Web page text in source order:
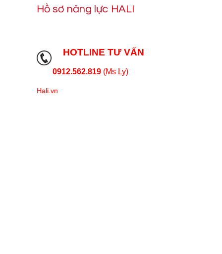
Hồ sơ năng lực HALI
HOTLINE TƯ VẤN
0912.562.819 (Ms Ly)
Hali.vn